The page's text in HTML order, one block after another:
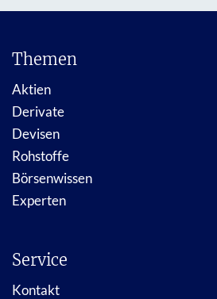
Themen
Aktien
Derivate
Devisen
Rohstoffe
Börsenwissen
Experten
Service
Kontakt